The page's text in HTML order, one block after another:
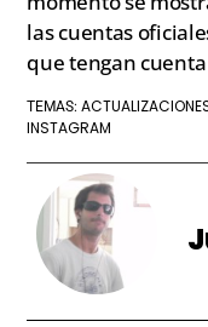
las cuentas
que tengan
TEMAS:
INSTAGRAM